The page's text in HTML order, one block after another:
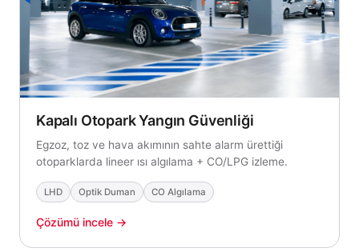
Kapalı Otopark Yangın Güvenliği
Egzoz, toz ve hava akımının sahte alarm ürettiği
otoparklarda lineer ısı algılama + CO/LPG izleme.
LHD Optik Duman CO Algılama
Çözümü incele →